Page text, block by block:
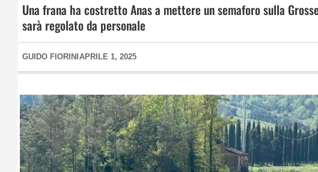
Una frana ha costretto Anas a mettere un semaforo sulla
sarà regolato da personale
GUIDO FIORINI APRILE 1, 2025